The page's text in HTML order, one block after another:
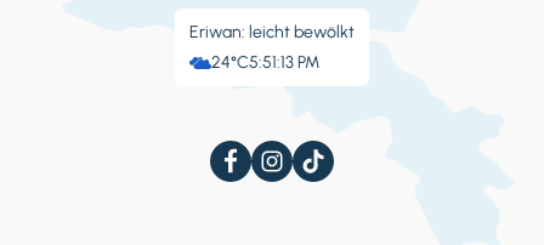
Eriwan: leicht bewölkt
24°C5:51:14 PM